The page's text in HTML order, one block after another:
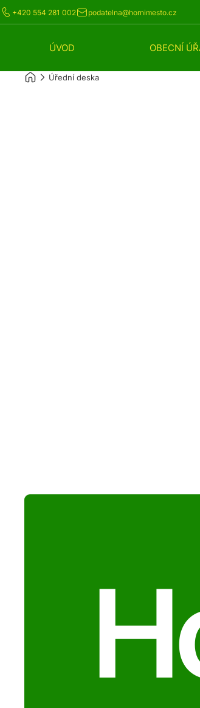
+420 554 281 002 podatelna@hornimesto.cz
ÚVOD OBECNÍ
Úřední deska